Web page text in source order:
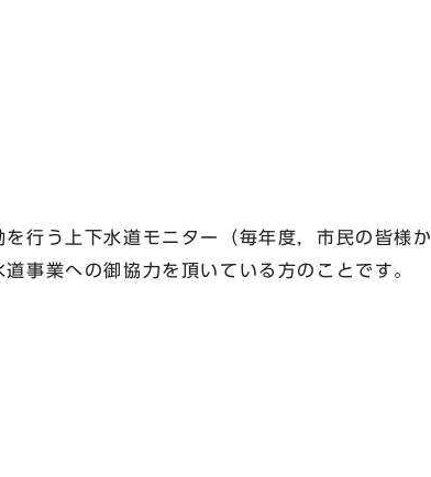
行う上下水道モニター（毎年度，市民の皆様か
事業への御協力を頂いている方のことです。